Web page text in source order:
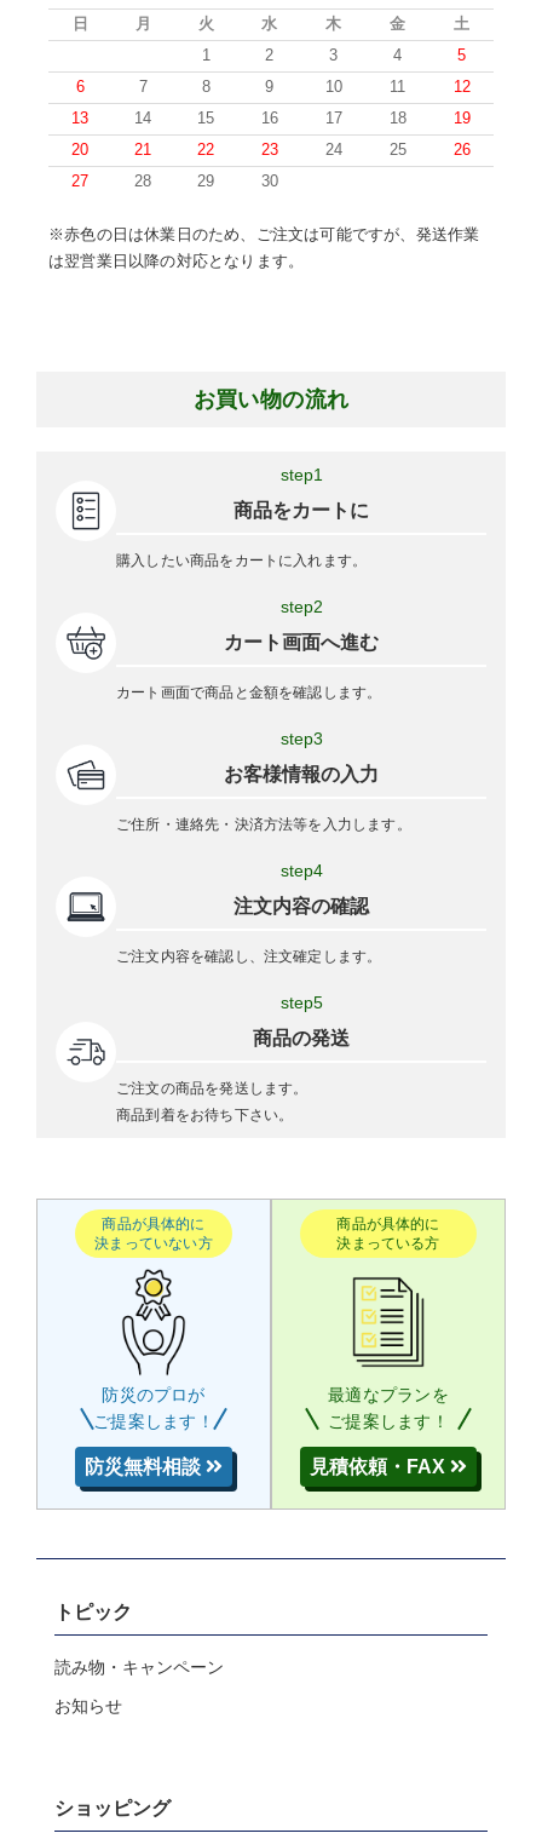
日 月 火 水 木 金
土
1
2 3 4
5
6
7 8 9 10 11
12
13
14 15 16 17 18
19
20
21 22 23 24 25
26
27
28 29 30
※赤色の日は休業日のため、ご注文は可能ですが、発送作業
は翌営業日以降の対応となります。
お買い物の流れ
step1
商品をカートに
購入したい商品をカートに入れます。
step2
カート画面へ進む
カート画面で商品と金額を確認します。
step3
お客様情報の入力
ご住所・連絡先・決済方法等を入力します。
step4
注文内容の確認
ご注文内容を確認し、注文確定します。
step5
商品の発送
ご注文の商品を発送します。
商品到着をお待ち下さい。
商品が具体的に
決まっていない方
防災のプロが
ご提案します！
防災無料相談
商品が具体的に
決まっている方
最適なプランを
ご提案します！
見積依頼・FAX
トピック
読み物・キャンペーン
お知らせ
ショッピング